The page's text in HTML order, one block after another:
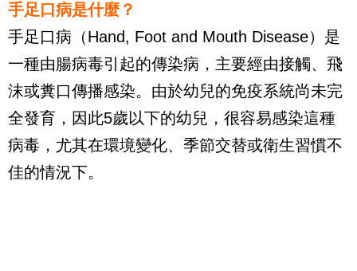
手足口病是什麼？
手足口病（Hand, Foot and Mouth Disease）是
一種由腸病毒引起的傳染病，主要經由接觸、飛
沫或糞口傳播感染。由於幼兒的免疫系統尚未完
全發育，因此5歲以下的幼兒，很容易感染這種
病毒，尤其在環境變化、季節交替或衛生習慣不
佳的情況下。